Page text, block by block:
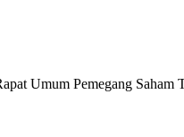
Umum Pemegang Saham